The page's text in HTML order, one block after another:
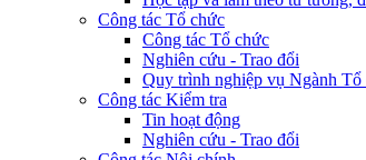
Công tác Tổ chức
Công tác Tổ chức
Nghiên cứu - Trao đổi
Quy trình nghiệp vụ Ngành Tổ
Công tác Kiểm tra
Tin hoạt động
Nghiên cứu - Trao đổi